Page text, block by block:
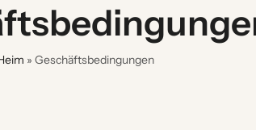
» Geschäftsbedingungen